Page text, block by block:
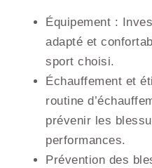
Équipement :
adapté et
sport choisi.
Échauffement et
routine
prévenir les
performances.
Prévention des